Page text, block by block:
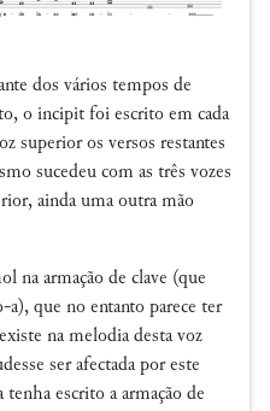
dos vários tempos de
o incipit foi escrito em cada
superior os versos restantes
sucedeu com as três vozes
ainda uma outra mão
na armação de clave (que
a), que no entanto parece ter
na melodia desta voz
ser afectada por este
escrito a armação de